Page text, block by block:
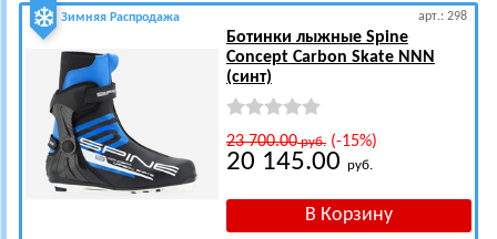
Зимняя Распродажа арт.: 298
Ботинки лыжные Spine
Concept Carbon Skate NNN
(синт)
23 700.00руб.(-15%)
20 145.00 руб.